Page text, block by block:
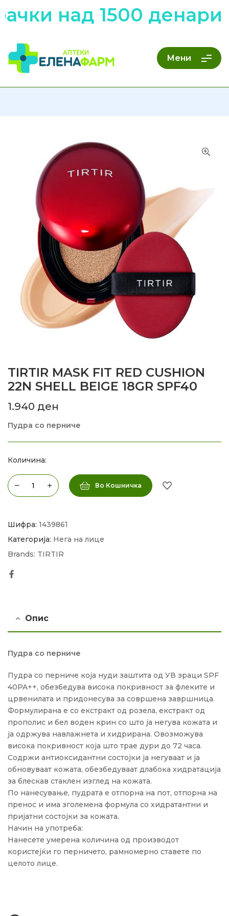
над 1500 денари
Мени
TIRTIR MASK FIT RED CUSHION
22N SHELL BEIGE 18GR SPF40
1.940 ден
Пудра со перниче
Количина:
Во Кошничка
Шифра: 1439861
Категорија: Нега на лице
Brands: TIRTIR
Опис
Пудра со перниче
Пудра со перниче која нуди заштита од УВ зраци SPF
40PA++, обезбедува висока покривност за флеките и
црвенилата и придонесува за совршена завршница.
Формулирана е со екстракт од розела, екстракт од
прополис и бел воден крин со што ја негува кожата и
ја одржува навлажнета и хидрирана. Овозможува
висока покривност која што трае дури до 72 часа.
Содржи антиоксидантни состојки ја негуваат и ја
обновуваат кожата, обезбедуваат длабока хидратација
за блескав стаклен изглед на кожата.
По нанесување, пудрата е отпорна на пот, отпорна на
пренос и има зголемена формула со хидратантни и
пријатни состојки за кожата.
Начин на употреба:
Нанесете умерена количина од производот
користејќи го перничето, рамномерно ставете по
целото лице.